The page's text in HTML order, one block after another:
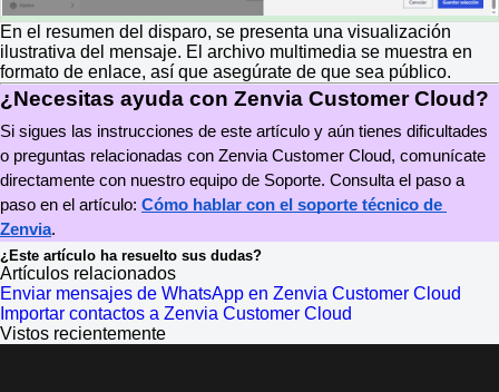
En el resumen del disparo, se presenta una visualización
ilustrativa del mensaje. El archivo multimedia se muestra en
formato de enlace, así que asegúrate de que sea público.
¿Necesitas ayuda con Zenvia Customer Cloud?
Si sigues las instrucciones de este artículo y aún tienes dificultades
o preguntas relacionadas con Zenvia Customer Cloud, comunícate
directamente con nuestro equipo de Soporte. Consulta el paso a
paso en el artículo: Cómo hablar con el soporte técnico de
Zenvia.
¿Este artículo ha resuelto sus dudas?
Artículos relacionados
Enviar mensajes de WhatsApp en Zenvia Customer Cloud
Importar contactos a Zenvia Customer Cloud
Vistos recientemente